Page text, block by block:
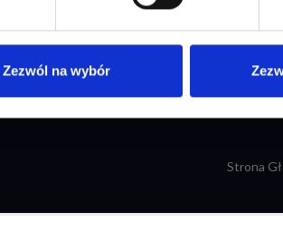
Zezwól na wybór
Strona